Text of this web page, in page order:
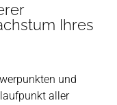
Ihres
und
aller